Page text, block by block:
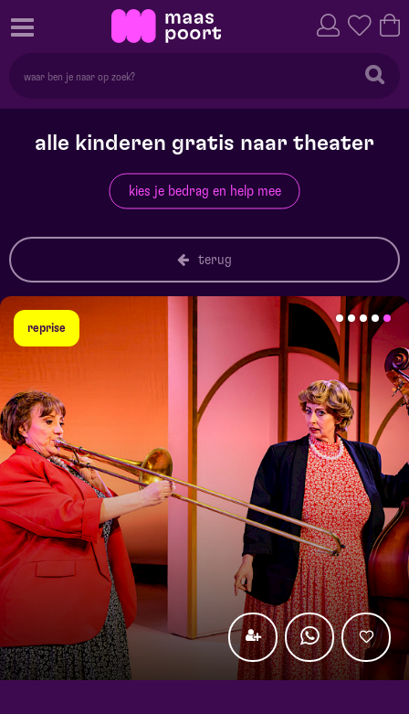
alle kinderen gratis naar theater
kies je bedrag en help mee
terug
reprise